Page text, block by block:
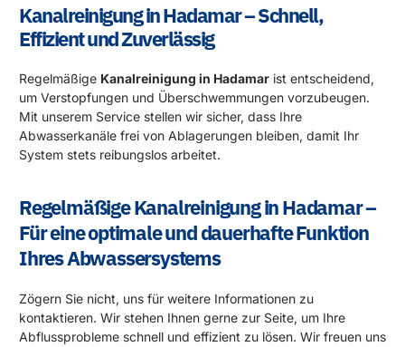
Kanalreinigung in Hadamar – Schnell,
Effizient und Zuverlässig
Regelmäßige Kanalreinigung in Hadamar ist entscheidend,
um Verstopfungen und Überschwemmungen vorzubeugen.
Mit unserem Service stellen wir sicher, dass Ihre
Abwasserkanäle frei von Ablagerungen bleiben, damit Ihr
System stets reibungslos arbeitet.
Regelmäßige Kanalreinigung in Hadamar –
Für eine optimale und dauerhafte Funktion
Ihres Abwassersystems
Zögern Sie nicht, uns für weitere Informationen zu
kontaktieren. Wir stehen Ihnen gerne zur Seite, um Ihre
Abflussprobleme schnell und effizient zu lösen. Wir freuen uns